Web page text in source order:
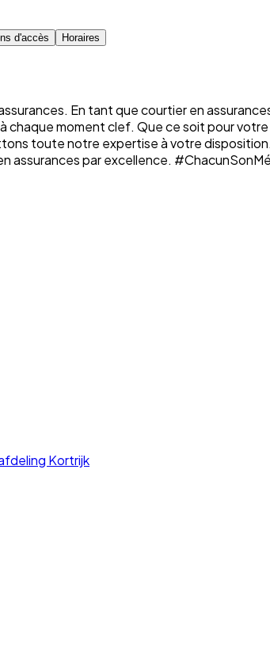
d'accès Horaires
En tant que courtier en
chaque moment clef. Que ce soit pour
toute notre expertise à votre
assurances par excellence.
Kortrijk